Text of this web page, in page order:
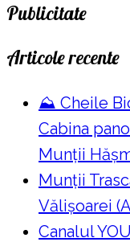
Publicitate
Articole recente
⛰️ Cheile
Cabina
Munții
Munții
Vălișoarei
Canalul